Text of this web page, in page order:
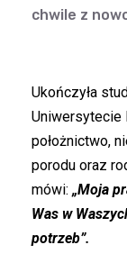
chwile z
Ukończyła
Uniwersytecie
położnictwo,
porodu oraz
mówi: „Moja
Was w
potrzeb”.